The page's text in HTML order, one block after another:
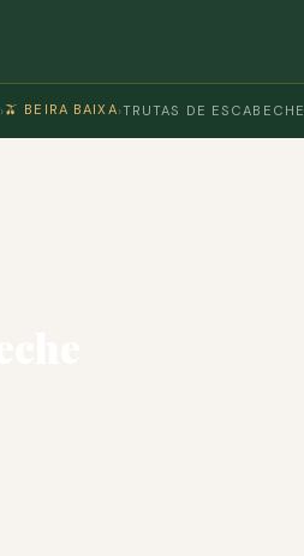
› 🫒 BEIRA BAIXA›TRUTAS DE ESCABECHE